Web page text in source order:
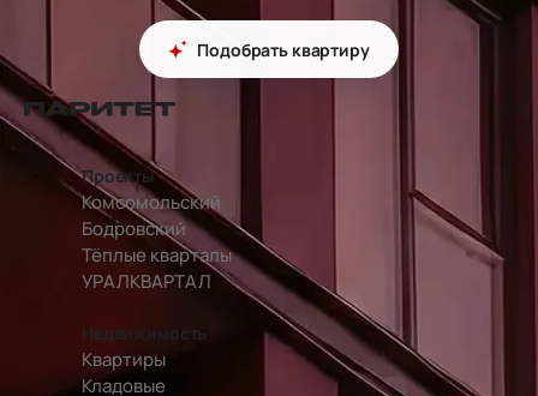
Подобрать квартиру
перейти на главную страницу
Проекты
Комсомольский
Бодровский
Тёплые кварталы
УРАЛКВАРТАЛ
Недвижимость
Квартиры
Кладовые